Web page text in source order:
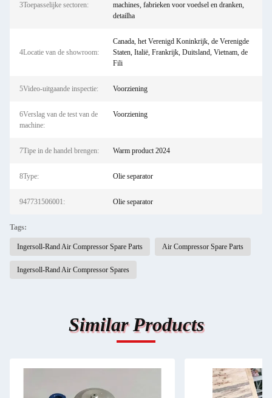
3Toepasselijke sectoren:
machines, fabrieken voor voedsel en dranken,
detailha
4Locatie van de showroom:
Canada, het Verenigd Koninkrijk, de Verenigde
Staten, Italië, Frankrijk, Duitsland, Vietnam, de
Fili
5Video-uitgaande inspectie: Voorziening
6Verslag van de test van de
machine:
Voorziening
7Tipe in de handel brengen: Warm product 2024
8Type: Olie separator
947731506001: Olie separator
Tags:
Ingersoll-Rand Air Compressor Spare Parts Air Compressor Spare Parts
Ingersoll-Rand Air Compressor Spares
Similar Products